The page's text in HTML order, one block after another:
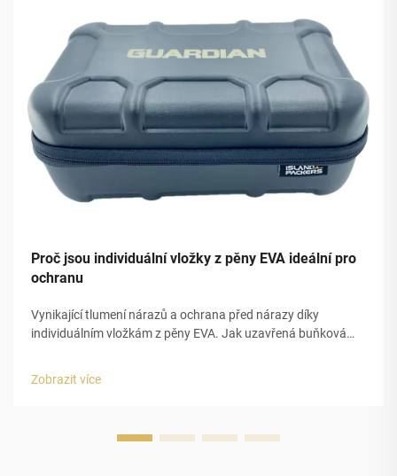
Proč jsou individuální vložky z pěny EVA ideální pro
ochranu
Vynikající tlumení nárazů a ochrana před nárazy díky
individuálním vložkám z pěny EVA. Jak uzavřená buňková
Zobrazit více